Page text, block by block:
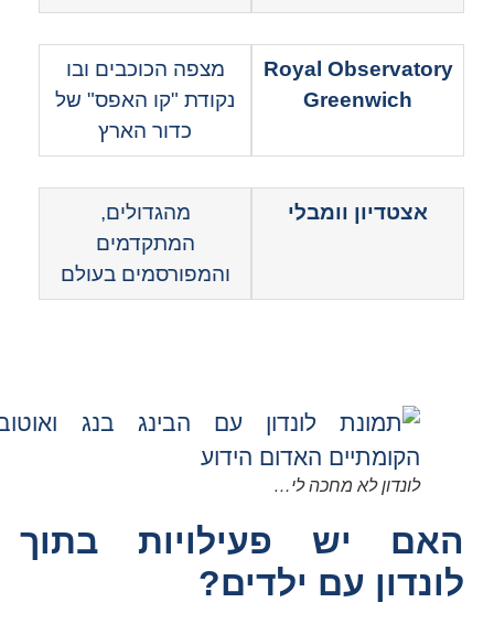
Royal Observatory
Greenwich
מצפה הכוכבים ובו
נקודת "קו האפס" של
כדור הארץ
אצטדיון וומבלי
מהגדולים,
המתקדמים
והמפורסמים בעולם
לונדון לא מחכה לי…
האם יש פעילויות בתוך
לונדון עם ילדים?